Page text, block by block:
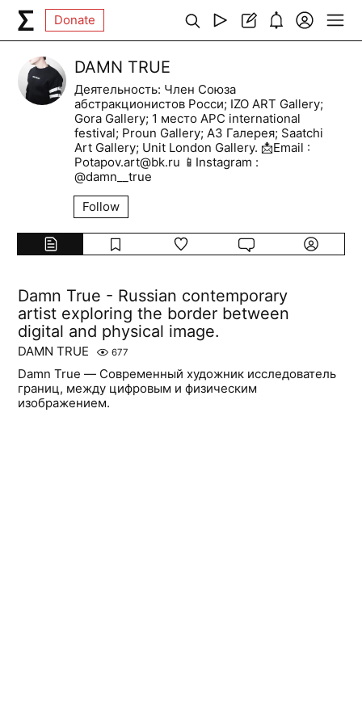
Donate
DAMN TRUE
Деятельность: Член Союза
абстракционистов Росси; IZO ART Gallery;
Gora Gallery; 1 место APC international
festival; Proun Gallery; А3 Галерея; Saatchi
Art Gallery; Unit London Gallery. 📩Email :
Potapov.art@bk.ru 📱Instagram :
@damn__true
Follow
Damn True - Russian contemporary
artist exploring the border between
digital and physical image.
DAMN TRUE 677
Damn True — Современный художник исследователь
границ, между цифровым и физическим
изображением.